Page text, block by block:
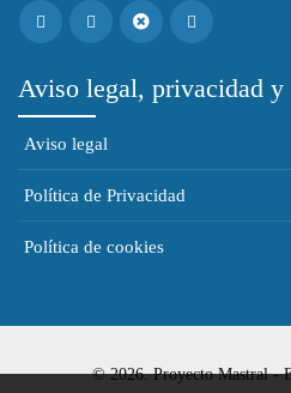
Aviso legal, privacidad y
Aviso legal
Política de Privacidad
Política de cookies
© 2026. Proyecto Mastral -